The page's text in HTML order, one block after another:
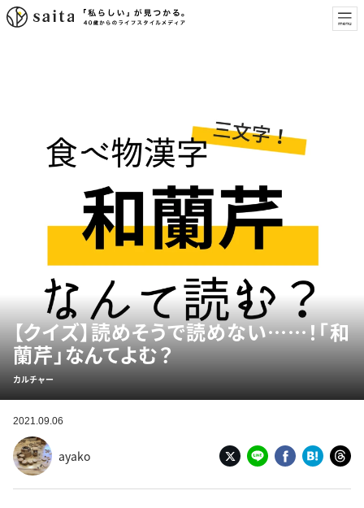
【クイズ】読めそうで読めない……！「和
蘭芹」なんてよむ？
カルチャー
2021.09.06
ayako